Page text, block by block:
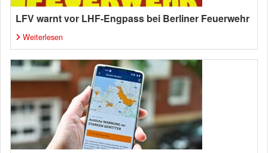
LFV warnt vor LHF-Engpass bei Berliner Feuerwehr
Weiterlesen